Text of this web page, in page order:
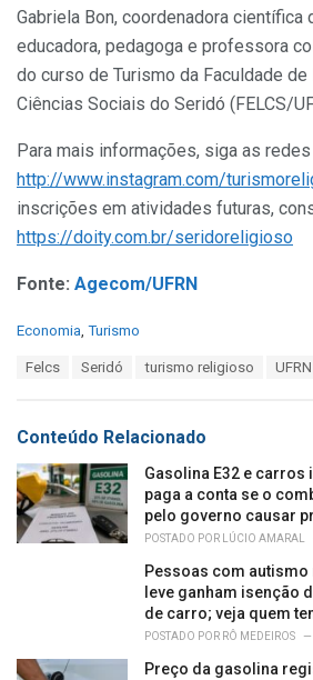
Gabriela Bon, coordenadora científica
educadora, pedagoga e professora
do curso de Turismo da Faculdade de
Ciências Sociais do Seridó (FELCS/
Para mais informações, siga as
http://www.instagram.com/
inscrições em atividades futuras,
https://doity.com.br/seridoreligioso
Fonte: Agecom/UFRN
C
o
r
i
e
s
:
Economia Turismo
:
Felcs Seridó turismo religioso UFRN
Conteúdo Relacionado
Gasolina E32 e
paga a conta se o
pelo governo causar
POSTADO POR LÚCIO AMARAL
Pessoas com
leve ganham isenção
de carro; veja quem
POSTADO POR RÔ MEDEIROS
Preço da gasolina